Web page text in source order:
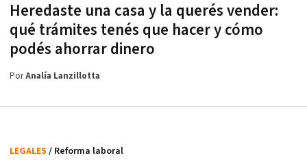
Heredaste una casa y la querés vender:
qué trámites tenés que hacer y cómo
podés ahorrar dinero
PorAnalía Lanzillotta
LEGALES / Reforma laboral